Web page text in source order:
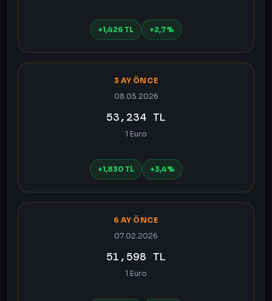
+1,426 TL +2,7%
3 AY ÖNCE
08.05.2026
53,234 TL
1 Euro
+1,830 TL +3,4%
6 AY ÖNCE
07.02.2026
51,598 TL
1 Euro